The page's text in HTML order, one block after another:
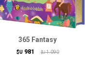
365 Fantasy
$U 981 $U 1.090